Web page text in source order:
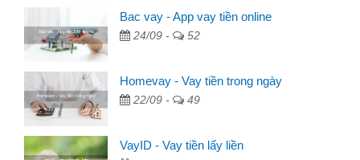
Bac vay - App vay tiền online
24/09 - 52
Homevay - Vay tiền trong ngày
22/09 - 49
VayID - Vay tiền lấy liền